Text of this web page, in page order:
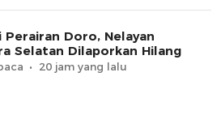
Perairan Doro, Nelayan
Selatan Dilaporkan Hilang
20 jam yang lalu